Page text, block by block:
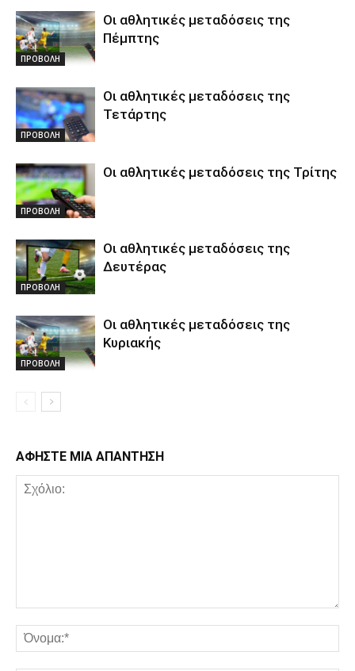
ΠΡΟΒΟΛΗ
Οι αθλητικές μεταδόσεις της
Πέμπτης
ΠΡΟΒΟΛΗ
Οι αθλητικές μεταδόσεις της
Τετάρτης
ΠΡΟΒΟΛΗ
Οι αθλητικές μεταδόσεις της Τρίτης
ΠΡΟΒΟΛΗ
Οι αθλητικές μεταδόσεις της
Δευτέρας
ΠΡΟΒΟΛΗ
Οι αθλητικές μεταδόσεις της
Κυριακής
ΑΦΗΣΤΕ ΜΙΑ ΑΠΑΝΤΗΣΗ